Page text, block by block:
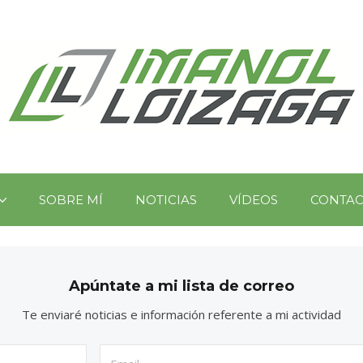
SOBRE MÍ NOTICIAS VÍDEOS
Apúntate a mi lista de correo
Te enviaré noticias e información referente a mi actividad